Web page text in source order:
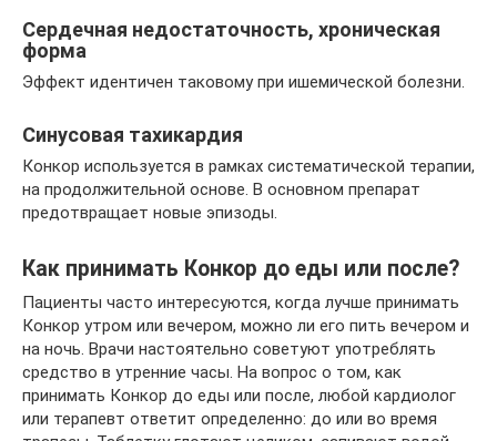
Сердечная недостаточность, хроническая
форма
Эффект идентичен таковому при ишемической болезни.
Синусовая тахикардия
Конкор используется в рамках систематической терапии,
на продолжительной основе. В основном препарат
предотвращает новые эпизоды.
Как принимать Конкор до еды или после?
Пациенты часто интересуются, когда лучше принимать
Конкор утром или вечером, можно ли его пить вечером и
на ночь. Врачи настоятельно советуют употреблять
средство в утренние часы. На вопрос о том, как
принимать Конкор до еды или после, любой кардиолог
или терапевт ответит определенно: до или во время